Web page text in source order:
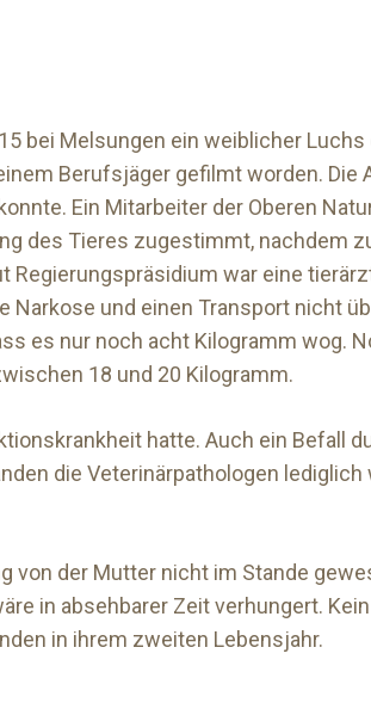
bei Melsungen ein weiblicher Luchs
Berufsjäger gefilmt worden. Die
Ein Mitarbeiter der Oberen
des Tieres zugestimmt, nachdem
Regierungspräsidium war eine
und einen Transport nicht
es nur noch acht Kilogramm wog.
18 und 20 Kilogramm.
hatte. Auch ein Befall
die Veterinärpathologen lediglich
von der Mutter nicht im Stande
in absehbarer Zeit verhungert.
in ihrem zweiten Lebensjahr.